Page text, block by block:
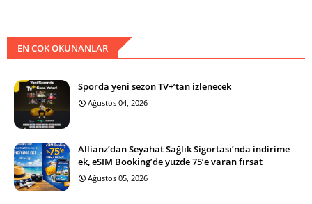
EN COK OKUNANLAR
Sporda yeni sezon TV+’tan izlenecek
Ağustos 04, 2026
Allianz’dan Seyahat Sağlık Sigortası’nda indirime
ek, eSIM Booking’de yüzde 75’e varan fırsat
Ağustos 05, 2026